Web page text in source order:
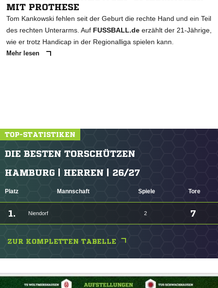
MIT PROTHESE
Tom Kankowski fehlen seit der Geburt die rechte Hand und ein Teil
des rechten Unterarms. Auf FUSSBALL.de erzählt der 21-Jährige,
wie er trotz Handicap in der Regionalliga spielen kann.
Mehr lesen
TOP-STATISTIKEN
DIE BESTEN TORSCHÜTZEN
HAMBURG | HERREN | 26/27
Platz Mannschaft Spiele Tore
1. Niendorf 2 7
ZUR KOMPLETTEN TABELLE